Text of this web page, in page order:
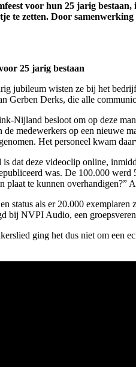
voor hun 25 jarig
te zetten. Door samenwerking
25 jarig bestaan
jubileum wisten ze bij het
Gerben Derks, die alle
Nijland besloot om op deze
de medewerkers op een nieuwe
Het personeel kwam
dat deze videoclip online,
was. De 100.000
plaat te kunnen overhandigen?”
status als er 20.000
bij NVPI Audio, een
ging het dus niet om een